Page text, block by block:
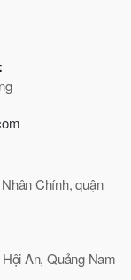
Chính, quận
An, Quảng Nam